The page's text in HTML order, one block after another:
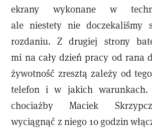
ekrany wykonane w
ale niestety nie
rozdaniu. Z drugiej strony
mi na cały dzień pracy od rana
żywotność zresztą zależy od
telefon i w jakich warunkach.
chociażby Maciek
wyciągnąć z niego 10 godzin